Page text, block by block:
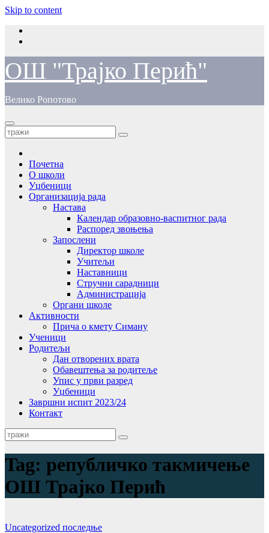
Skip to content
ОШ "Трајко Перић"
Велико Ропотово
Почетна
О школи
Уџбеници
Организација рада
Настава
Календар образовно-васпитног рада
Распоред звоњења
Запослени
Директор школе
Учитељи
Наставници
Стручни сарадници
Администрација
Органи школе
Активности
Прича о кмету Симану
Ученици
Родитељи
Дан отворених врата
Обавештења за родитеље
Упис у први разред
Уџбеници
Завршни испит 2023/24
Контакт
Tag: републичко такмичење
ОШ Трајко Перић
Uncategorized последње